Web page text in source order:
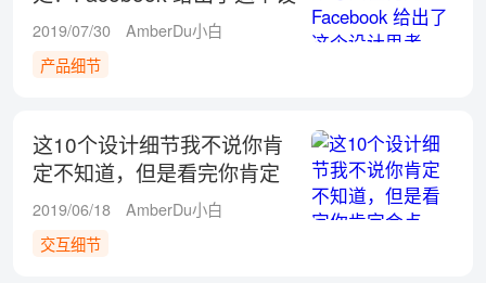
计思考
2019/07/30
AmberDu小白
产品细节
这10个设计细节我不说你肯
定不知道，但是看完你肯定
会点赞！
2019/06/18
AmberDu小白
交互细节